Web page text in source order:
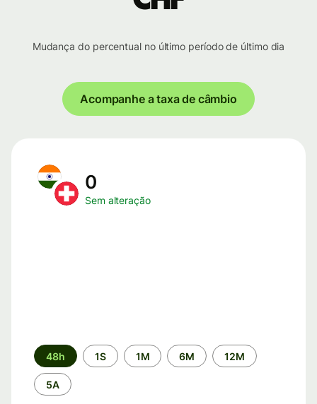
Mudança do percentual no último período de último dia
Acompanhe a taxa de câmbio
0
Sem alteração
Período
de
tempo
48h 1S 1M 6M 12M
5A